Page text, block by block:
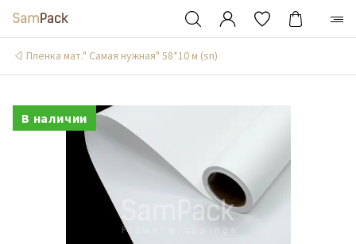
Пленка мат." Самая нужная" 58*10 м (sn)
В наличии